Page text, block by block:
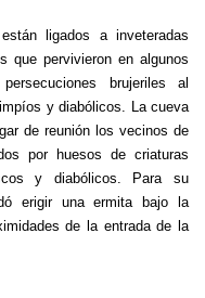
ligados a inveteradas
que pervivieron en algunos
brujeriles al
y diabólicos. La cueva
de reunión los vecinos de
por huesos de criaturas
y diabólicos. Para su
erigir una ermita bajo la
de la entrada de la